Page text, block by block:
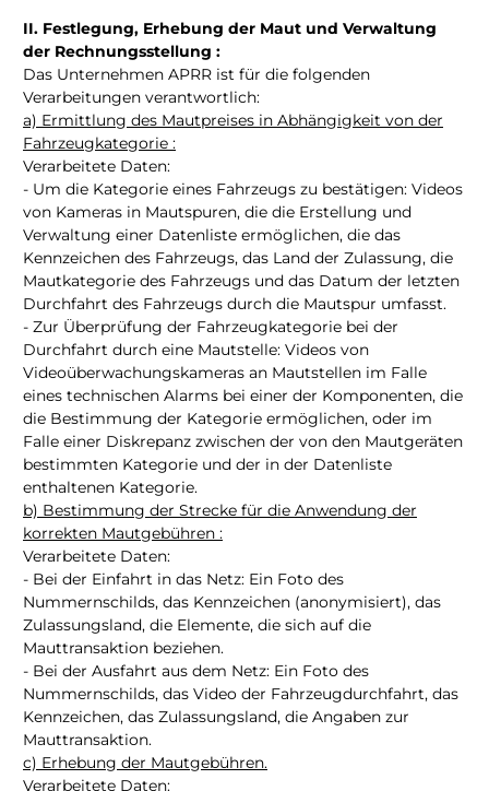
II. Festlegung, Erhebung der Maut und Verwaltung
der Rechnungsstellung :
Das Unternehmen APRR ist für die folgenden
Verarbeitungen verantwortlich:
a) Ermittlung des Mautpreises in Abhängigkeit von der
Fahrzeugkategorie :
Verarbeitete Daten:
- Um die Kategorie eines Fahrzeugs zu bestätigen: Videos
von Kameras in Mautspuren, die die Erstellung und
Verwaltung einer Datenliste ermöglichen, die das
Kennzeichen des Fahrzeugs, das Land der Zulassung, die
Mautkategorie des Fahrzeugs und das Datum der letzten
Durchfahrt des Fahrzeugs durch die Mautspur umfasst.
- Zur Überprüfung der Fahrzeugkategorie bei der
Durchfahrt durch eine Mautstelle: Videos von
Videoüberwachungskameras an Mautstellen im Falle
eines technischen Alarms bei einer der Komponenten, die
die Bestimmung der Kategorie ermöglichen, oder im
Falle einer Diskrepanz zwischen der von den Mautgeräten
bestimmten Kategorie und der in der Datenliste
enthaltenen Kategorie.
b) Bestimmung der Strecke für die Anwendung der
korrekten Mautgebühren :
Verarbeitete Daten:
- Bei der Einfahrt in das Netz: Ein Foto des
Nummernschilds, das Kennzeichen (anonymisiert), das
Zulassungsland, die Elemente, die sich auf die
Mauttransaktion beziehen.
- Bei der Ausfahrt aus dem Netz: Ein Foto des
Nummernschilds, das Video der Fahrzeugdurchfahrt, das
Kennzeichen, das Zulassungsland, die Angaben zur
Mauttransaktion.
c) Erhebung der Mautgebühren.
Verarbeitete Daten: